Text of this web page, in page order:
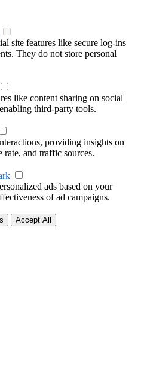
site features like secure log-ins
They do not store personal
like content sharing on social
third-party tools.
providing insights on
and traffic sources.
ads based on your
of ad campaigns.
Accept All